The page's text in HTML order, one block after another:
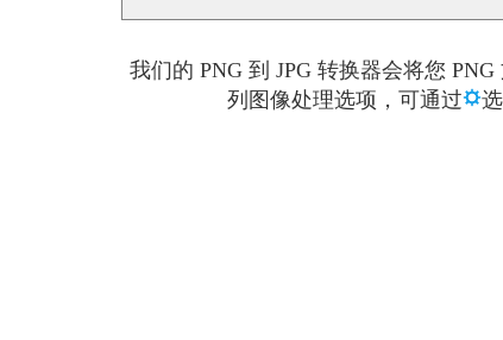
我们的 PNG 到 JPG 转换器会将您
列图像处理选项，可通过